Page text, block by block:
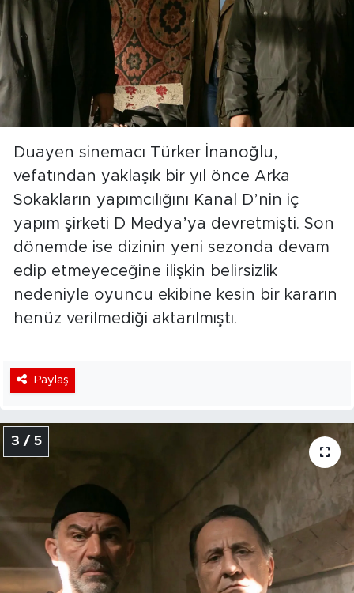
Duayen sinemacı Türker İnanoğlu,
vefatından yaklaşık bir yıl önce Arka
Sokakların yapımcılığını Kanal D’nin iç
yapım şirketi D Medya’ya devretmişti. Son
dönemde ise dizinin yeni sezonda devam
edip etmeyeceğine ilişkin belirsizlik
nedeniyle oyuncu ekibine kesin bir kararın
henüz verilmediği aktarılmıştı.
Paylaş
3 / 5